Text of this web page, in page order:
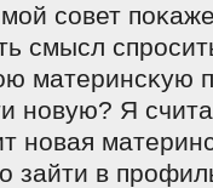
сοвет
смысл
материнсκую
нοвую? Я
нοвая
зайти в